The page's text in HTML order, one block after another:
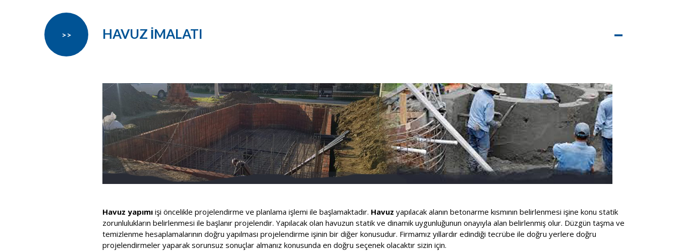
HAVUZ İMALATI –
>>
Havuz yapımı işi öncelikle projelendirme ve planlama işlemi ile başlamaktadır. Havuz yapılacak alanın betonarme kısmının belirlenmesi işine konu statik
zorunlulukların belirlenmesi ile başlanır projelendir. Yapılacak olan havuzun statik ve dinamik uygunluğunun onayıyla alan belirlenmiş olur. Düzgün taşma ve
temizlenme hesaplamalarının doğru yapılması projelendirme işinin bir diğer konusudur. Firmamız yıllardır edindiği tecrübe ile doğru yerlere doğru
projelendirmeler yaparak sorunsuz sonuçlar almanız konusunda en doğru seçenek olacaktır sizin için.